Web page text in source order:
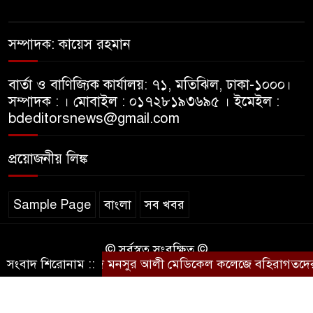
সভা অতিসম্প্রতি ঢাকায় অনুষ্ঠিত
১ কোটির যন্ত্রাংশ ৮ কোটি!! না
মিডিয়া ট্র্যায়াল??প্রকাশিত সংবাদের
সম্পাদক: কায়েস রহমান
বার্তা ও বাণিজ্যিক কার্যালয়: ৭১, মতিঝিল, ঢাকা-১০০০।
সম্পাদক : । মোবাইল : ০১৭২৮১৯৩৬৯৫ । ইমেইল :
bdeditorsnews@gmail.com
প্রয়োজনীয় লিঙ্ক
Sample Page বাংলা সব খবর
© সর্বস্বত্ব সংরক্ষিত ©
কারিগরি সহযোগিতায়ঃআইটিপল্লী
সংবাদ শিরোনাম ::শহীদ মনসুর আলী মেডিকেল কলেজে বহিরাগতদের